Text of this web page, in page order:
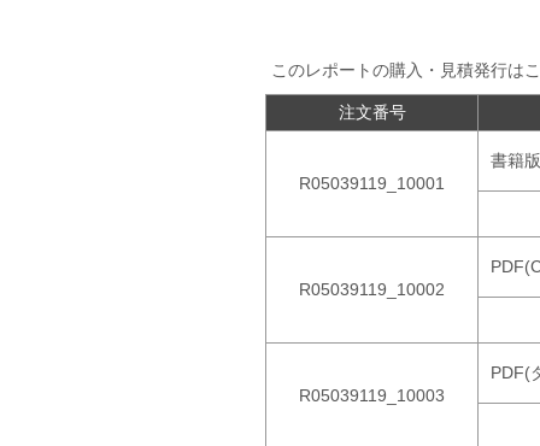
このレポートの購入・見積発行は
注文番号
R05039119_10001
書籍版
R05039119_10002
R05039119_10003
PDF(